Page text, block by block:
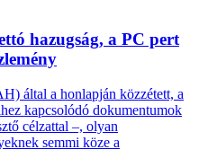
hazugság, a PC pert
által a honlapján közzétett, a
kapcsolódó dokumentumok
célzattal –, olyan
semmi köze a